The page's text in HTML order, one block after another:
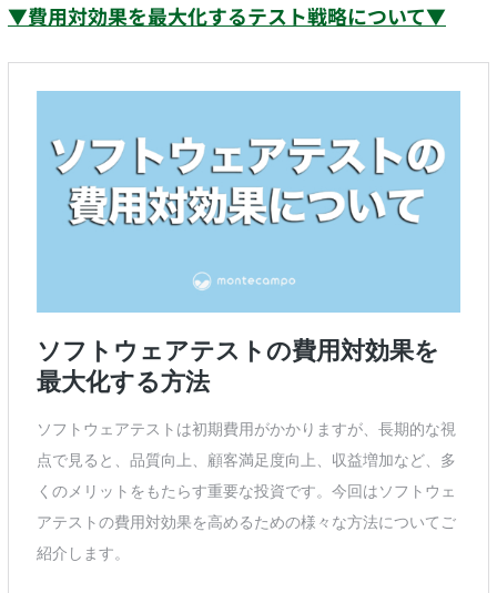
▼費用対効果を最大化するテスト戦略について▼